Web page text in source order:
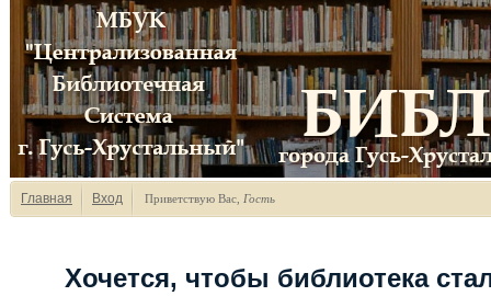
Главная Вход Приветствую Вас Гость
Хочется, чтобы библиотека